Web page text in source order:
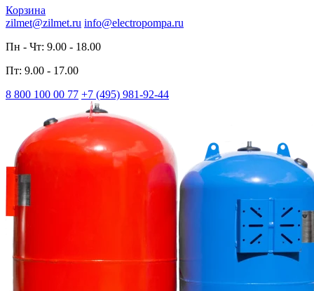
Корзина
zilmet@zilmet.ru info@electropompa.ru
Пн - Чт: 9.00 - 18.00
Пт: 9.00 - 17.00
8 800 100 00 77 +7 (495) 981-92-44